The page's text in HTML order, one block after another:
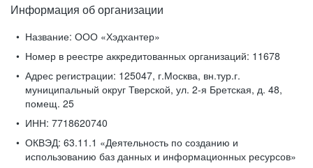
Информация об организации
Название: ООО «Хэдхантер»
Номер в реестре аккредитованных организаций: 11678
Адрес регистрации: 125047, г.Москва, вн.тур.г.
муниципальный округ Тверской, ул. 2-я Бретская, д. 48,
помещ. 25
ИНН: 7718620740
ОКВЭД: 63.11.1 «Деятельность по созданию и
использованию баз данных и информационных ресурсов»